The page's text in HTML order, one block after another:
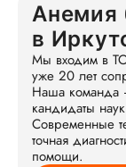
Анемия
в
Мы входим в
уже 20 лет
Наша команда
кандидаты
Современные
точная
помощи.